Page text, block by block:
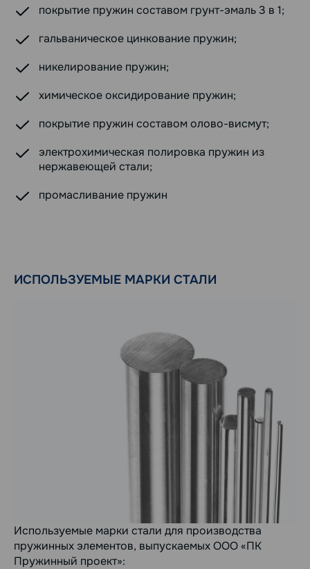
покрытие пружин составом грунт-эмаль 3 в 1;
гальваническое цинкование пружин;
никелирование пружин;
химическое оксидирование пружин;
покрытие пружин составом олово-висмут;
электрохимическая полировка пружин из
нержавеющей стали;
промасливание пружин
ИСПОЛЬЗУЕМЫЕ МАРКИ СТАЛИ
Используемые марки стали для производства
пружинных элементов, выпускаемых ООО «ПК
Пружинный проект»: